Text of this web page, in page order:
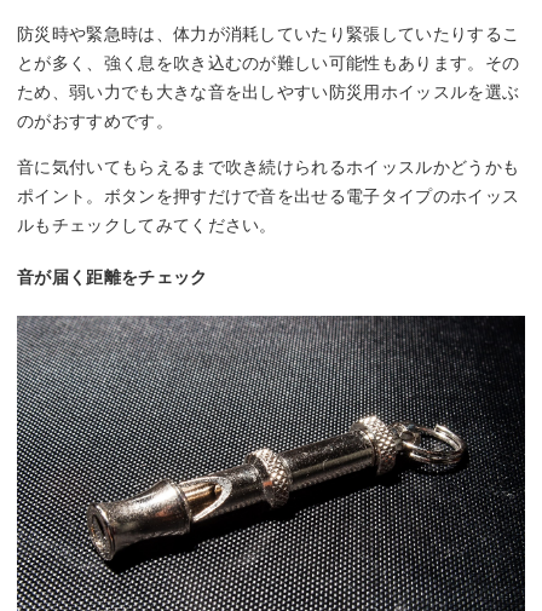
防災時や緊急時は、体力が消耗していたり緊張していたりするこ
とが多く、強く息を吹き込むのが難しい可能性もあります。その
ため、弱い力でも大きな音を出しやすい防災用ホイッスルを選ぶ
のがおすすめです。
音に気付いてもらえるまで吹き続けられるホイッスルかどうかも
ポイント。ボタンを押すだけで音を出せる電子タイプのホイッス
ルもチェックしてみてください。
音が届く距離をチェック